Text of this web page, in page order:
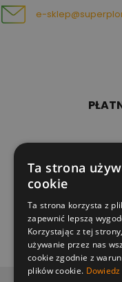
e-
Ta strona
cookie
Ta strona korzysta z
zapewnić lepszą
Korzystając z tej
używanie przez nas
cookie zgodnie z
plików cookie.